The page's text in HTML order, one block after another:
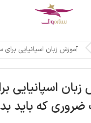
آموزش زبان اسپانیایی برای سفر: عبارات
اسپانیایی
ضروری که باید